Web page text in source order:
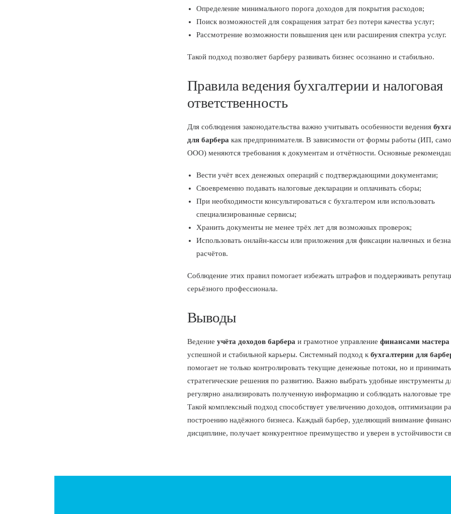
Определение минимального порога доходов для покрытия расходов;
Поиск возможностей для сокращения затрат без потери качества услуг;
Рассмотрение возможности повышения цен или расширения спектра услуг.
Такой подход позволяет барберу развивать бизнес осознанно и стабильно.
Правила ведения бухгалтерии и налоговая
ответственность
Для соблюдения законодательства важно учитывать особенности ведения
для барбера как предпринимателя. В зависимости от формы работы (ИП,
ООО) меняются требования к документам и отчётности. Основные
Вести учёт всех денежных операций с подтверждающими документами;
Своевременно подавать налоговые декларации и оплачивать сборы;
При необходимости консультироваться с бухгалтером или использовать
специализированные сервисы;
Хранить документы не менее трёх лет для возможных проверок;
Использовать онлайн-кассы или приложения для фиксации наличных и
расчётов.
Соблюдение этих правил помогает избежать штрафов и поддерживать
серьёзного профессионала.
Выводы
Ведение учёта доходов барбера и грамотное управление финансами мастера
успешной и стабильной карьеры. Системный подход к бухгалтерии для
помогает не только контролировать текущие денежные потоки, но и принимать
стратегические решения по развитию. Важно выбрать удобные инструменты
регулярно анализировать полученную информацию и соблюдать налоговые
Такой комплексный подход способствует увеличению доходов, оптимизации
построению надёжного бизнеса. Каждый барбер, уделяющий внимание
дисциплине, получает конкурентное преимущество и уверен в устойчивости